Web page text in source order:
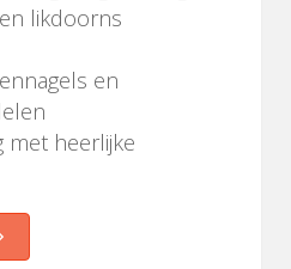
likdoorns
en
met heerlijke